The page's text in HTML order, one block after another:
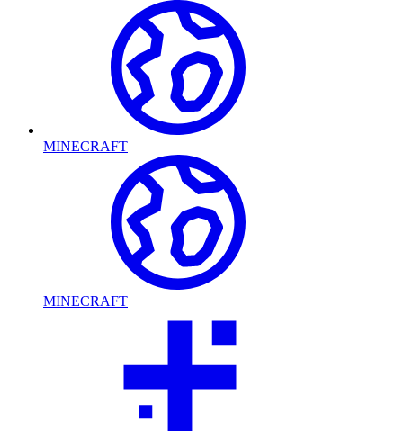
MINECRAFT
MINECRAFT